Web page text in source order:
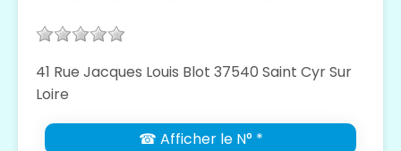
41 Rue Jacques Louis Blot 37540 Saint Cyr Sur
Loire
☎ Afficher le N° *